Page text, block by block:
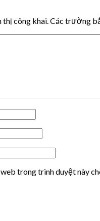
thị công khai.Các trường
trong trình duyệt này